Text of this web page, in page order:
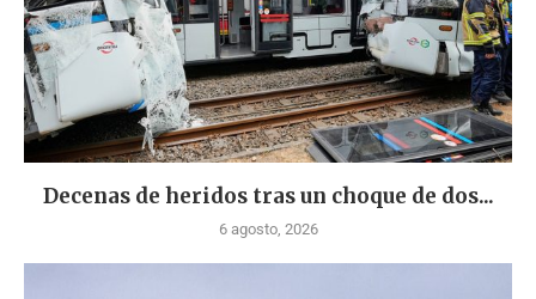
Decenas de heridos tras un choque de dos...
6 agosto, 2026